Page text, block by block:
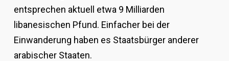
entsprechen aktuell etwa 9 Milliarden
libanesischen Pfund. Einfacher bei der
Einwanderung haben es Staatsbürger anderer
arabischer Staaten.